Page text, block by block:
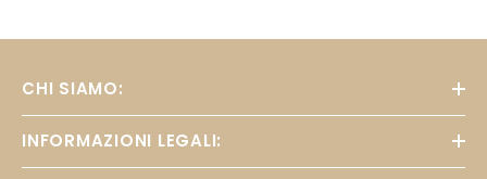
CHI SIAMO:
INFORMAZIONI LEGALI: